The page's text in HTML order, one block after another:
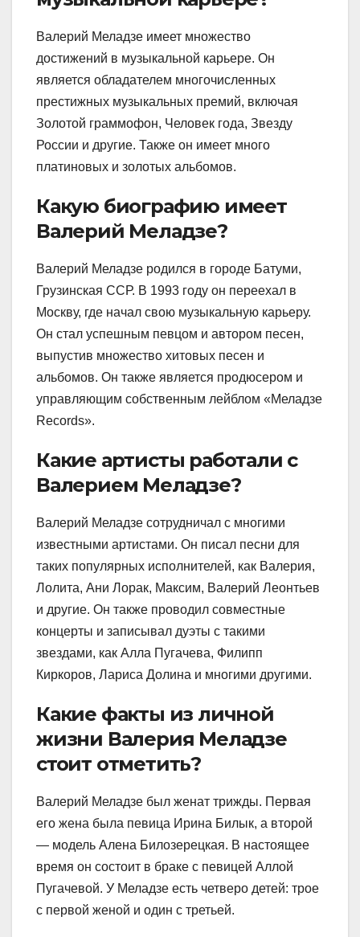
Валерий Меладзе имеет множество
достижений в музыкальной карьере. Он
является обладателем многочисленных
престижных музыкальных премий, включая
Золотой граммофон, Человек года, Звезду
России и другие. Также он имеет много
платиновых и золотых альбомов.
Какую биографию имеет
Валерий Меладзе?
Валерий Меладзе родился в городе Батуми,
Грузинская ССР. В 1993 году он переехал в
Москву, где начал свою музыкальную карьеру.
Он стал успешным певцом и автором песен,
выпустив множество хитовых песен и
альбомов. Он также является продюсером и
управляющим собственным лейблом «Меладзе
Records».
Какие артисты работали с
Валерием Меладзе?
Валерий Меладзе сотрудничал с многими
известными артистами. Он писал песни для
таких популярных исполнителей, как Валерия,
Лолита, Ани Лорак, Максим, Валерий Леонтьев
и другие. Он также проводил совместные
концерты и записывал дуэты с такими
звездами, как Алла Пугачева, Филипп
Киркоров, Лариса Долина и многими другими.
Какие факты из личной
жизни Валерия Меладзе
стоит отметить?
Валерий Меладзе был женат трижды. Первая
его жена была певица Ирина Билык, а второй
— модель Алена Билозерецкая. В настоящее
время он состоит в браке с певицей Аллой
Пугачевой. У Меладзе есть четверо детей: трое
с первой женой и один с третьей.